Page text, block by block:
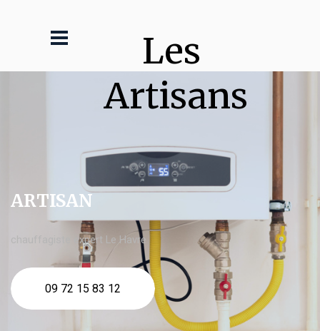
Les
Artisans
ARTISAN
chauffagiste expert Le Havre
09 72 15 83 12